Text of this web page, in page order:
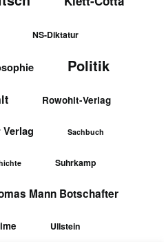
NS-Diktatur
Politik
Rowohlt-Verlag
Sachbuch
Suhrkamp
Mann Botschafter
Ullstein